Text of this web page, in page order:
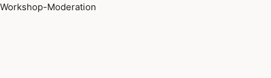
Workshop-Moderation